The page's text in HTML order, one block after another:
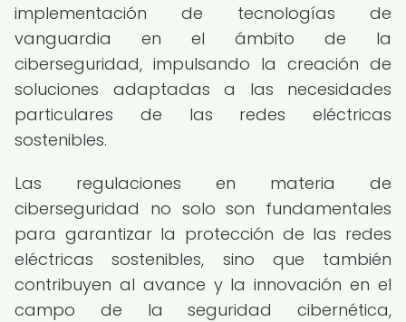
implementación de tecnologías de
vanguardia en el ámbito de la
ciberseguridad, impulsando la creación de
soluciones adaptadas a las necesidades
particulares de las redes eléctricas
sostenibles.
Las regulaciones en materia de
ciberseguridad no solo son fundamentales
para garantizar la protección de las redes
eléctricas sostenibles, sino que también
contribuyen al avance y la innovación en el
campo de la seguridad cibernética,